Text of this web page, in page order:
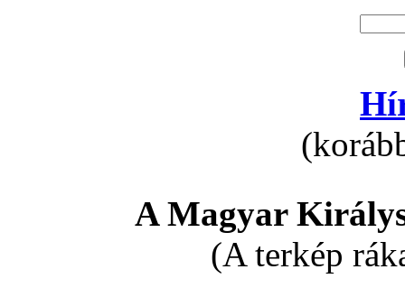
A Magyar
(A terkép